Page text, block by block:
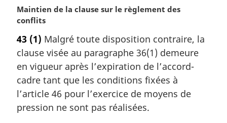
a
l
e
N
o
e
m
a
g
i
n
Maintien de la clause sur le règlement des
conflits
43 (1) Malgré toute disposition contraire, la
clause visée au paragraphe 36(1) demeure
en vigueur après l’expiration de l’accord-
cadre tant que les conditions fixées à
l’article 46 pour l’exercice de moyens de
pression ne sont pas réalisées.